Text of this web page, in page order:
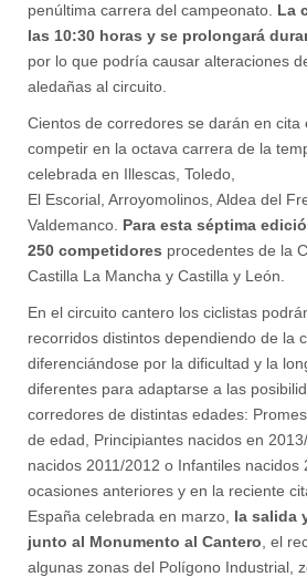
penúltima carrera del campeonato. La
las 10:30 horas y se prolongará
por lo que podría causar alteraciones
aledañas al circuito.
Cientos de corredores se darán en cita
competir en la octava carrera de la
celebrada en Illescas, Toledo,
El Escorial, Arroyomolinos, Aldea del
Valdemanco. Para esta séptima
250 competidores procedentes de la
Castilla La Mancha y Castilla y León.
En el circuito cantero los ciclistas
recorridos distintos dependiendo de la
diferenciándose por la dificultad y la
diferentes para adaptarse a las
corredores de distintas edades:
de edad, Principiantes nacidos en
nacidos 2011/2012 o Infantiles nacidos
ocasiones anteriores y en la reciente
España celebrada en marzo, la salida
junto al Monumento al Cantero , el
algunas zonas del Polígono Industrial,